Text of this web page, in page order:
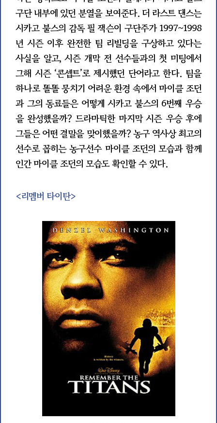
구단 내부에 있던 분열을 보여준다. 더 라스트 댄스는
시카고 불스의 감독 필 잭슨이 구단주가 1997~1998
년 시즌 이후 완전한 팀 리빌딩을 구상하고 있다는
사실을 알고, 시즌 개막 전 선수들과의 첫 미팅에서
그해 시즌 ‘콘셉트’로 제시했던 단어라고 한다. 팀을
하나로 똘똘 뭉치기 어려운 환경 속에서 마이클 조던
과 그의 동료들은 어떻게 시카고 불스의 6번째 우승
을 완성했을까? 드라마틱한 마지막 시즌 우승 후에
그들은 어떤 결말을 맞이했을까? 농구 역사상 최고의
선수로 꼽히는 농구선수 마이클 조던의 모습과 함께
인간 마이클 조던의 모습도 확인할 수 있다.
<리멤버 타이탄>